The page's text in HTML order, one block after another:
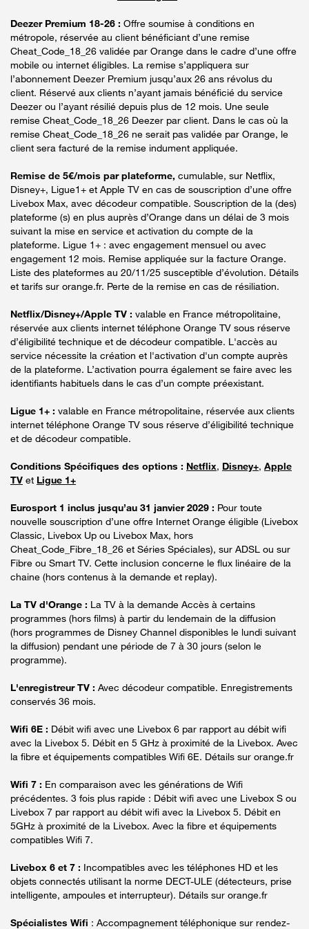
Deezer Premium 18-26 : Offre soumise à conditions en
métropole, réservée au client bénéficiant d’une remise
Cheat_Code_18_26 validée par Orange dans le cadre d’une offre
mobile ou internet éligibles. La remise s’appliquera sur
l’abonnement Deezer Premium jusqu’aux 26 ans révolus du
client. Réservé aux clients n’ayant jamais bénéficié du service
Deezer ou l’ayant résilié depuis plus de 12 mois. Une seule
remise Cheat_Code_18_26 Deezer par client. Dans le cas où la
remise Cheat_Code_18_26 ne serait pas validée par Orange, le
client sera facturé de la remise indument appliquée.
Remise de 5€/mois par plateforme, cumulable, sur Netflix,
Disney+, Ligue1+ et Apple TV en cas de souscription d’une offre
Livebox Max, avec décodeur compatible. Souscription de la (des)
plateforme (s) en plus auprès d’Orange dans un délai de 3 mois
suivant la mise en service et activation du compte de la
plateforme. Ligue 1+ : avec engagement mensuel ou avec
engagement 12 mois. Remise appliquée sur la facture Orange.
Liste des plateformes au 20/11/25 susceptible d’évolution. Détails
et tarifs sur orange.fr. Perte de la remise en cas de résiliation.
Netflix/Disney+/Apple TV : valable en France métropolitaine,
réservée aux clients internet téléphone Orange TV sous réserve
d’éligibilité technique et de décodeur compatible. L'accès au
service nécessite la création et l'activation d'un compte auprès
de la plateforme. L’activation pourra également se faire avec les
identifiants habituels dans le cas d’un compte préexistant.
Ligue 1+ : valable en France métropolitaine, réservée aux clients
internet téléphone Orange TV sous réserve d’éligibilité technique
et de décodeur compatible.
Conditions Spécifiques des options : Netflix, Disney+, Apple
TV et Ligue 1+
Eurosport 1 inclus jusqu’au 31 janvier 2029 : Pour toute
nouvelle souscription d’une offre Internet Orange éligible (Livebox
Classic, Livebox Up ou Livebox Max, hors
Cheat_Code_Fibre_18_26 et Séries Spéciales), sur ADSL ou sur
Fibre ou Smart TV. Cette inclusion concerne le flux linéaire de la
chaine (hors contenus à la demande et replay).
La TV d'Orange : La TV à la demande Accès à certains
programmes (hors films) à partir du lendemain de la diffusion
(hors programmes de Disney Channel disponibles le lundi suivant
la diffusion) pendant une période de 7 à 30 jours (selon le
programme).
L'enregistreur TV : Avec décodeur compatible. Enregistrements
conservés 36 mois.
Wifi 6E : Débit wifi avec une Livebox 6 par rapport au débit wifi
avec la Livebox 5. Débit en 5 GHz à proximité de la Livebox. Avec
la fibre et équipements compatibles Wifi 6E. Détails sur orange.fr
Wifi 7 : En comparaison avec les générations de Wifi
précédentes. 3 fois plus rapide : Débit wifi avec une Livebox S ou
Livebox 7 par rapport au débit wifi avec la Livebox 5. Débit en
5GHz à proximité de la Livebox. Avec la fibre et équipements
compatibles Wifi 7.
Livebox 6 et 7 : Incompatibles avec les téléphones HD et les
objets connectés utilisant la norme DECT-ULE (détecteurs, prise
intelligente, ampoules et interrupteur). Détails sur orange.fr
Spécialistes Wifi : Accompagnement téléphonique sur rendez-